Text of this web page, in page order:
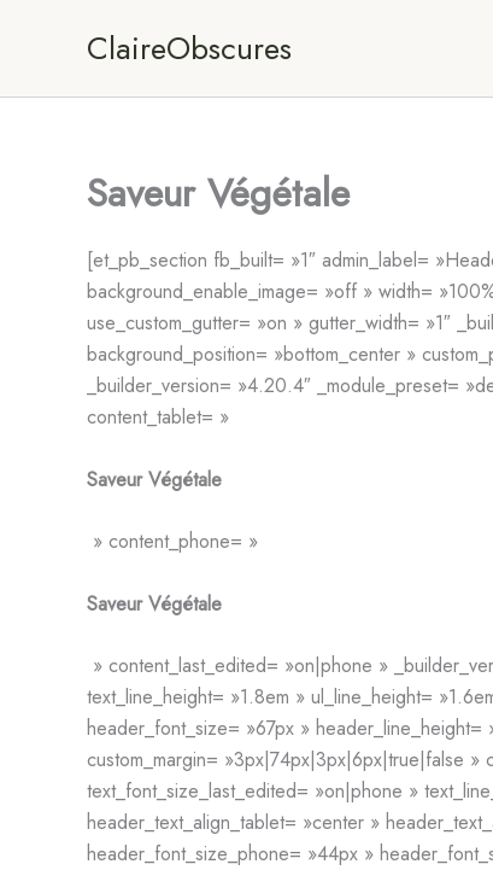
ClaireObscures
Saveur Végétale
[et_pb_section fb_built= »1″ admin_label=
background_enable_image= »off » width=
use_custom_gutter= »on » gutter_width= »1″
background_position= »bottom_center »
_builder_version= »4.20.4″ _module_preset=
content_tablet= »
Saveur Végétale
» content_phone= »
Saveur Végétale
» content_last_edited= »on|phone »
text_line_height= »1.8em » ul_line_height=
header_font_size= »67px »
custom_margin= »3px|74px|3px|6px|true|false
text_font_size_last_edited= »on|phone »
header_text_align_tablet= »center »
header_font_size_phone= »44px »